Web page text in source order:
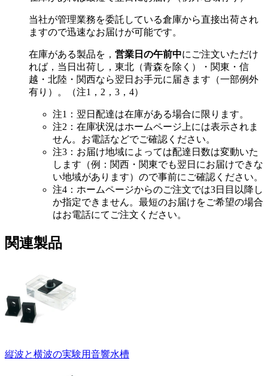
当社が管理業務を委託している倉庫から直接出荷され
ますので迅速なお届けが可能です。
在庫がある製品を， 営業日の午前中にご注文いただけ
れば，当日出荷し，東北（青森を除く）・関東・信
越・北陸・関西なら翌日お手元に届きます（一部例外
有り）。（注1，2，3，4）
注1：翌日配達は在庫がある場合に限ります。
注2：在庫状況はホームページ上には表示されま
せん。お電話などでご確認ください。
注3：お届け地域によっては配達日数は変動いた
します（例：関西・関東でも翌日にお届けできな
い地域があります）ので事前にご確認ください。
注4：ホームページからのご注文では3日目以降し
か指定できません。最短のお届けをご希望の場合
はお電話にてご注文ください。
関連製品
縦波と横波の実験用音響水槽